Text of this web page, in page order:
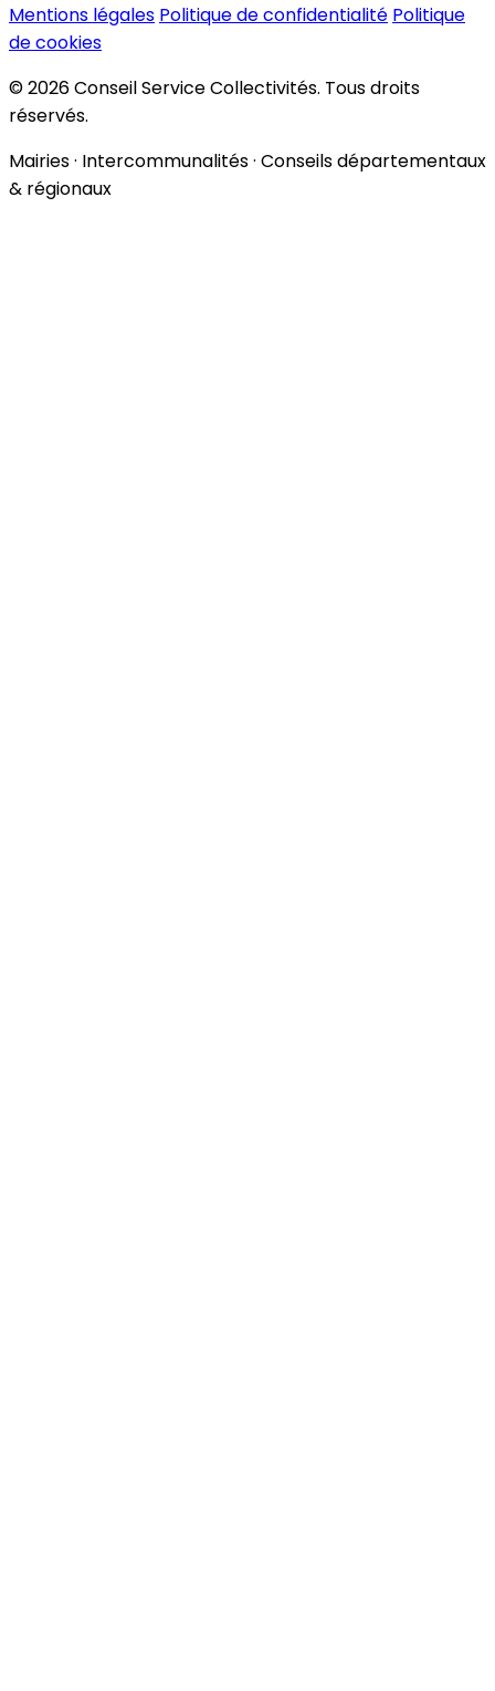
Mentions légales Politique de confidentialité Politique
de cookies
© 2026 Conseil Service Collectivités. Tous droits
réservés.
Mairies · Intercommunalités · Conseils départementaux
& régionaux